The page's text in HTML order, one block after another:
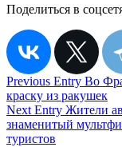
Поделиться в
Навигация
по
записям
Previous Entry Во
краску из ракушек
Next Entry Жители
знаменитый
туристов